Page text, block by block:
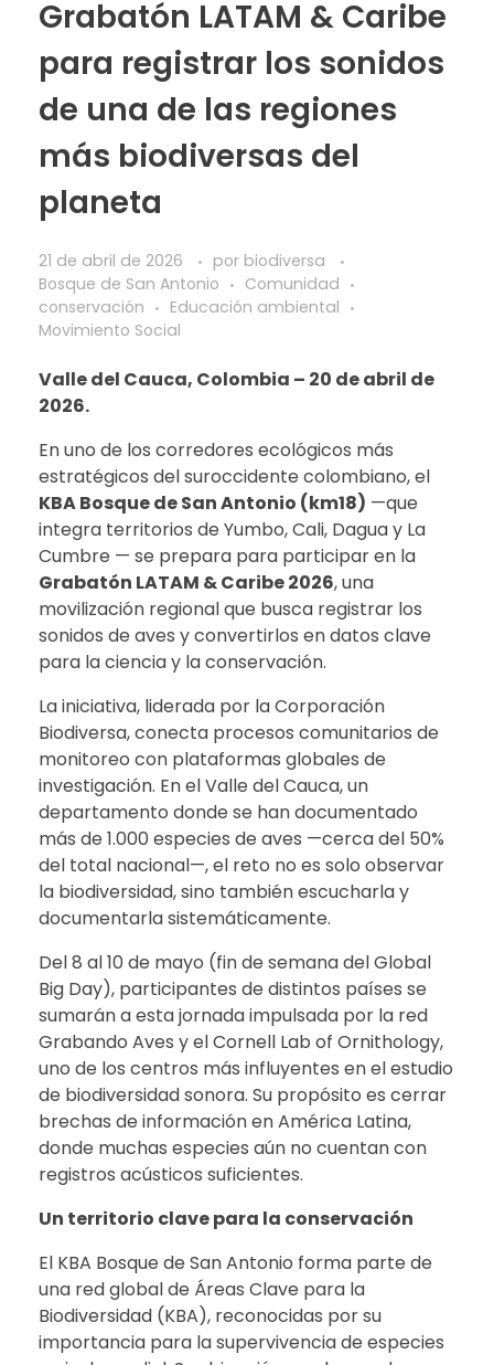
Grabatón LATAM & Caribe
para registrar los sonidos
de una de las regiones
más biodiversas del
planeta
21 de abril de 2026 por biodiversa
Bosque de San Antonio
Comunidad
conservación
Educación ambiental
Movimiento Social
Valle del Cauca, Colombia – 20 de abril de
2026.
En uno de los corredores ecológicos más
estratégicos del suroccidente colombiano, el
KBA Bosque de San Antonio (km18) —que
integra territorios de Yumbo, Cali, Dagua y La
Cumbre — se prepara para participar en la
Grabatón LATAM & Caribe 2026, una
movilización regional que busca registrar los
sonidos de aves y convertirlos en datos clave
para la ciencia y la conservación.
La iniciativa, liderada por la Corporación
Biodiversa, conecta procesos comunitarios de
monitoreo con plataformas globales de
investigación. En el Valle del Cauca, un
departamento donde se han documentado
más de 1.000 especies de aves —cerca del 50%
del total nacional—, el reto no es solo observar
la biodiversidad, sino también escucharla y
documentarla sistemáticamente.
Del 8 al 10 de mayo (fin de semana del Global
Big Day), participantes de distintos países se
sumarán a esta jornada impulsada por la red
Grabando Aves y el Cornell Lab of Ornithology,
uno de los centros más influyentes en el estudio
de biodiversidad sonora. Su propósito es cerrar
brechas de información en América Latina,
donde muchas especies aún no cuentan con
registros acústicos suficientes.
Un territorio clave para la conservación
El KBA Bosque de San Antonio forma parte de
una red global de Áreas Clave para la
Biodiversidad (KBA), reconocidas por su
importancia para la supervivencia de especies